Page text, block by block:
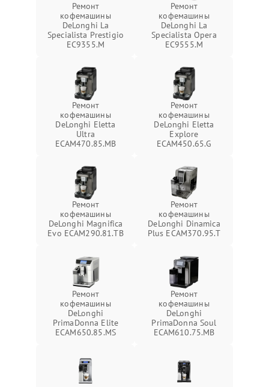
Ремонт
кофемашины
DeLonghi La
Specialista Prestigio
EC9355.M
Ремонт
кофемашины
DeLonghi La
Specialista Opera
EC9555.M
Ремонт
кофемашины
DeLonghi Eletta
Ultra
ECAM470.85.MB
Ремонт
кофемашины
DeLonghi Eletta
Explore
ECAM450.65.G
Ремонт
кофемашины
DeLonghi Magnifica
Evo ECAM290.81.TB
Ремонт
кофемашины
DeLonghi Dinamica
Plus ECAM370.95.T
Ремонт
кофемашины
DeLonghi
PrimaDonna Elite
ECAM650.85.MS
Ремонт
кофемашины
DeLonghi
PrimaDonna Soul
ECAM610.75.MB